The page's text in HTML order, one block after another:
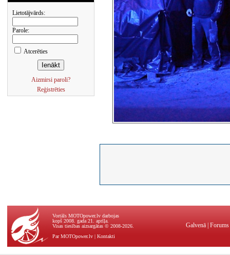
Lietotājvārds:
Parole:
Atcerēties
Aizmirsi paroli?
Reģistrēties
Vortāls MOTOpower.lv darbojas
kopš 2008. gada 21. aprīļa.
Visas tiesības aizsargātas © 2008-2026.
Par MOTOpower.lv | Kontakti
Galvenā Forums